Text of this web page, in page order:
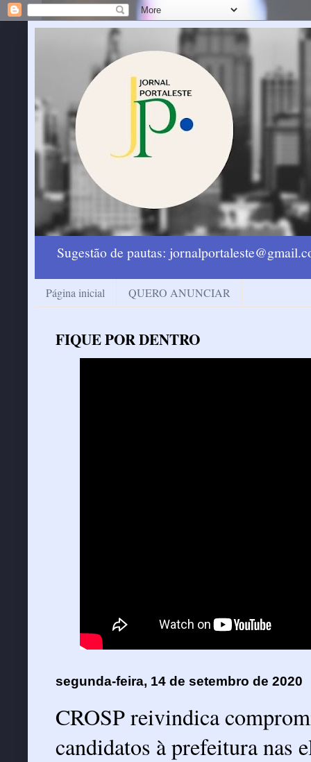
Sugestão de pautas:
Página inicial QUERO ANUNCIAR
FIQUE POR DENTRO
segunda-feira, 14 de setembro de 2020
CROSP reivindica
candidatos à prefeitura nas